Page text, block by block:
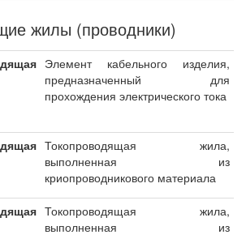
жилы (проводники)
Элемент кабельного изделия,
предназначенный для
прохождения электрического тока
Токопроводящая жила,
выполненная из
криопроводникового материала
Токопроводящая жила,
выполненная из